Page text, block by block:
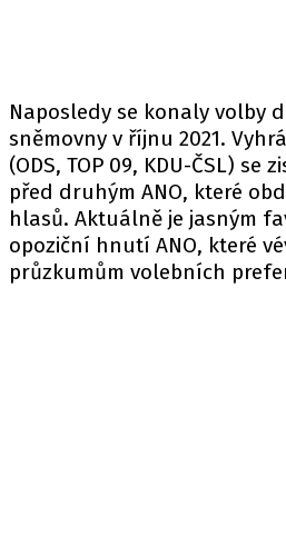
Naposledy se konaly volby
sněmovny v říjnu 2021.
(ODS, TOP 09, KDU-ČSL) se
před druhým ANO, které
hlasů. Aktuálně je jasným
opoziční hnutí ANO, které
průzkumům volebních